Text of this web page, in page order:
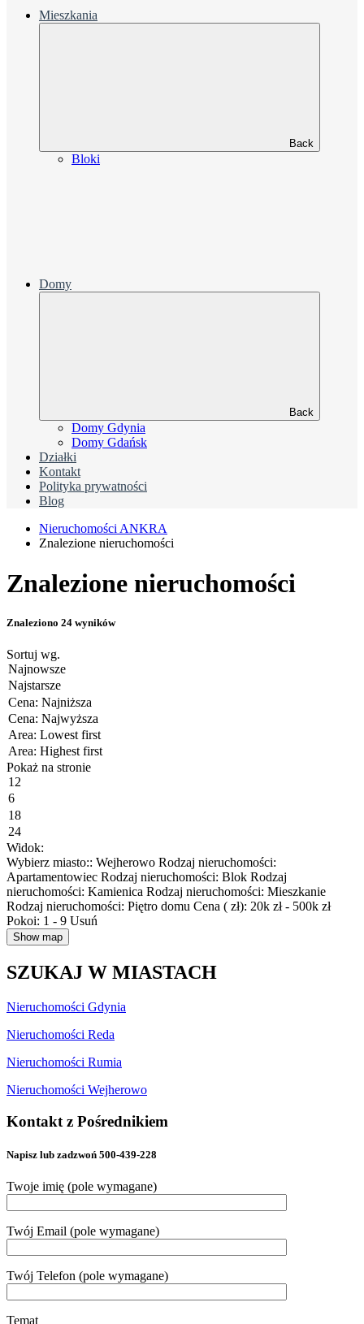
Mieszkania
Back
Bloki
Domy
Back
Domy Gdynia
Domy Gdańsk
Działki
Kontakt
Polityka prywatności
Blog
Nieruchomości ANKRA
Znalezione nieruchomości
Znalezione nieruchomości
Znaleziono 24 wyników
Sortuj wg.
Pokaż na stronie
Widok:
Wybierz miasto:: Wejherowo Rodzaj nieruchomości:
Apartamentowiec Rodzaj nieruchomości: Blok Rodzaj
nieruchomości: Kamienica Rodzaj nieruchomości: Mieszkanie
Rodzaj nieruchomości: Piętro domu Cena ( zł): 20k zł - 500k zł
Pokoi: 1 - 9 Usuń
Show map
SZUKAJ W MIASTACH
Nieruchomości Gdynia
Nieruchomości Reda
Nieruchomości Rumia
Nieruchomości Wejherowo
Kontakt z Pośrednikiem
Napisz lub zadzwoń 500-439-228
Twoje imię (pole wymagane)
Twój Email (pole wymagane)
Twój Telefon (pole wymagane)
Temat